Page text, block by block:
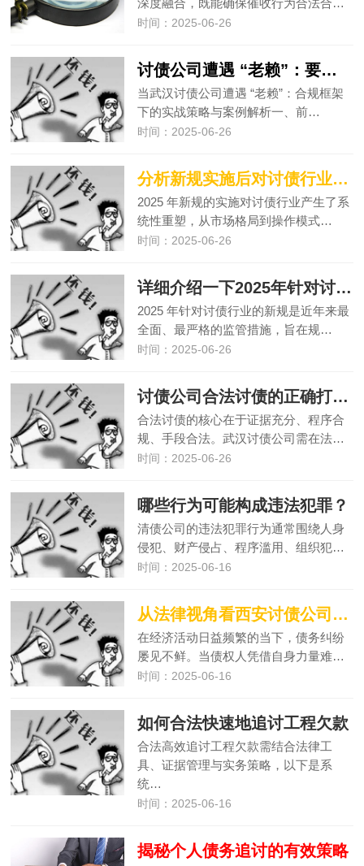
深度融合，既能确保催收行为合法合…
时间：2025-06-26
讨债公司遭遇 “老赖”：要账实战经验大分享
当武汉讨债公司遭遇 “老赖”：合规框架
下的实战策略与案例解析一、前…
时间：2025-06-26
分析新规实施后对讨债行业的影响有哪些
2025 年新规的实施对讨债行业产生了系
统性重塑，从市场格局到操作模式…
时间：2025-06-26
详细介绍一下2025年针对讨债行业的新规
2025 年针对讨债行业的新规是近年来最
全面、最严格的监管措施，旨在规…
时间：2025-06-26
讨债公司合法讨债的正确打开方式你知道几种？
合法讨债的核心在于证据充分、程序合
规、手段合法。武汉讨债公司需在法…
时间：2025-06-26
哪些行为可能构成违法犯罪？
清债公司的违法犯罪行为通常围绕人身
侵犯、财产侵占、程序滥用、组织犯…
时间：2025-06-16
从法律视角看西安讨债公司的追债手段
在经济活动日益频繁的当下，债务纠纷
屡见不鲜。当债权人凭借自身力量难…
时间：2025-06-16
如何合法快速地追讨工程欠款
合法高效追讨工程欠款需结合法律工
具、证据管理与实务策略，以下是系
统…
时间：2025-06-16
揭秘个人债务追讨的有效策略